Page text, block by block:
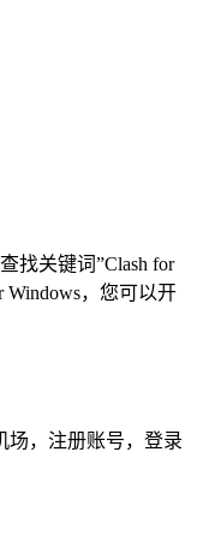
找关键词”Clash for
，您可以开
场，注册账号，登录